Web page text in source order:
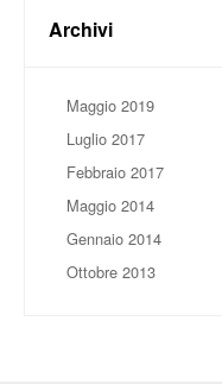
Archivi
Maggio 2019
Luglio 2017
Febbraio 2017
Maggio 2014
Gennaio 2014
Ottobre 2013